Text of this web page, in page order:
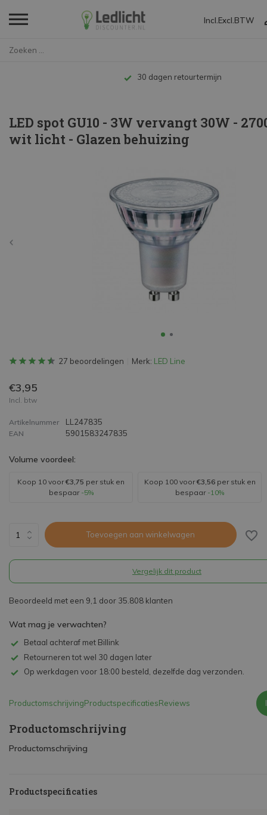
Incl. Excl. BTW
Tot 10 jaar garantie
LED spot GU10 - 3W vervangt 30W -
wit licht - Glazen behuizing
27 beoordelingen Merk: LED Line
€3,95
Incl. btw
Artikelnummer LL247835
EAN 5901583247835
Volume voordeel:
Koop 10 voor€3,75 per stuk en
bespaar -5%
Koop 100 voor€3,56per stuk en
bespaar -10%
Toevoegen aan winkelwagen
Vergelijk dit product
Beoordeeld met een 9,1 door 35.808 klanten
Wat mag je verwachten?
Betaal achteraf met Billink
Retourneren tot wel 30 dagen later
Op werkdagen voor 18:00 besteld, dezelfde dag verzonden.
ProductomschrijvingProductspecificatiesReviews
Productomschrijving
Productomschrijving
Productspecificaties